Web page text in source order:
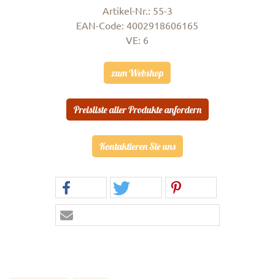
Artikel-Nr.: 55-3
EAN-Code: 4002918606165
VE: 6
zum Webshop
Preisliste aller Produkte anfordern
Kontaktieren Sie uns